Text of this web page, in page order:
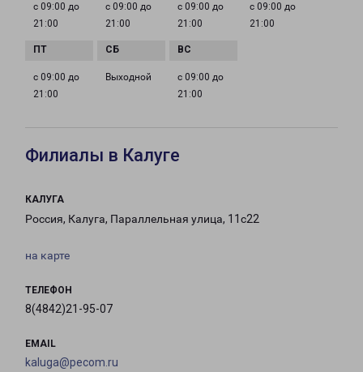
с 09:00 до
21:00
с 09:00 до
21:00
с 09:00 до
21:00
с 09:00 до
21:00
с 09:00 до
21:00
Выходной
с 09:00 до
21:00
Филиалы в Калуге
КАЛУГА
Россия, Калуга, Параллельная улица, 11с22
на карте
ТЕЛЕФОН
8(4842)21-95-07
EMAIL
kaluga@pecom.ru